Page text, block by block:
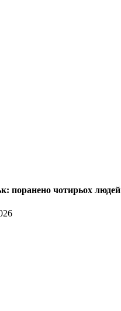
поранено чотирьох людей